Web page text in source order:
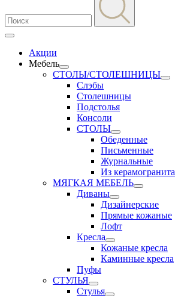
Акции
Мебель
СТОЛЫ/СТОЛЕШНИЦЫ
Слэбы
Столешницы
Подстолья
Консоли
СТОЛЫ
Обеденные
Письменные
Журнальные
Из керамогранита
МЯГКАЯ МЕБЕЛЬ
Диваны
Дизайнерские
Прямые кожаные
Лофт
Кресла
Кожаные кресла
Каминные кресла
Пуфы
СТУЛЬЯ
Стулья